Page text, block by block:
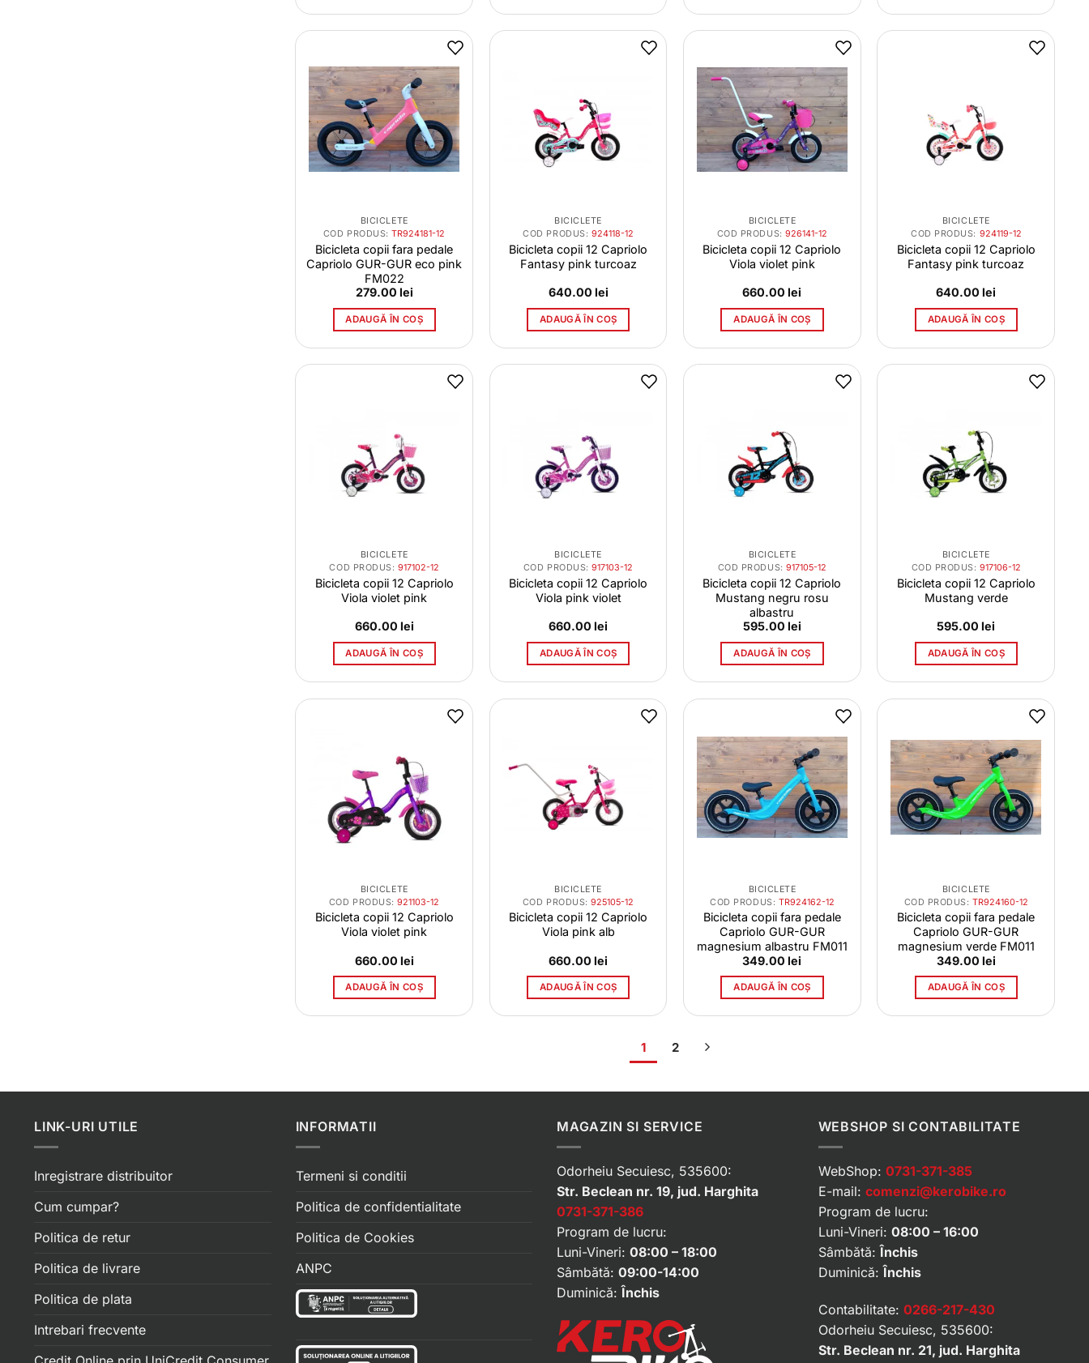
BICICLETE
COD PRODUS:TR924181-12
Bicicleta copii fara pedale
Capriolo GUR-GUR eco pink
FM022
279.00 lei
ADAUGĂ ÎN COȘ
BICICLETE
COD PRODUS: 924118-12
Bicicleta copii 12 Capriolo
Fantasy pink turcoaz
640.00 lei
ADAUGĂ ÎN COȘ
BICICLETE
COD PRODUS:926141-12
Bicicleta copii 12 Capriolo
Viola violet pink
660.00lei
ADAUGĂ ÎN COȘ
BICICLETE
COD PRODUS: 924119-12
Bicicleta copii 12 Capriolo
Fantasy pink turcoaz
640.00lei
ADAUGĂ ÎN COȘ
BICICLETE
COD PRODUS: 917102-12
Bicicleta copii 12 Capriolo
Viola violet pink
660.00 lei
ADAUGĂ ÎN COȘ
BICICLETE
COD PRODUS:917103-12
Bicicleta copii 12 Capriolo
Viola pink violet
660.00lei
ADAUGĂ ÎN COȘ
BICICLETE
COD PRODUS:917105-12
Bicicleta copii 12 Capriolo
Mustang negru rosu
albastru
595.00 lei
ADAUGĂ ÎN COȘ
BICICLETE
COD PRODUS:917106-12
Bicicleta copii 12 Capriolo
Mustang verde
595.00lei
ADAUGĂ ÎN COȘ
BICICLETE
COD PRODUS:921103-12
Bicicleta copii 12 Capriolo
Viola violet pink
660.00 lei
ADAUGĂ ÎN COȘ
BICICLETE
COD PRODUS:925105-12
Bicicleta copii 12 Capriolo
Viola pink alb
660.00lei
ADAUGĂ ÎN COȘ
BICICLETE
COD PRODUS: TR924162-12
Bicicleta copii fara pedale
Capriolo GUR-GUR
magnesium albastru FM011
349.00lei
ADAUGĂ ÎN COȘ
BICICLETE
COD PRODUS:TR924160-12
Bicicleta copii fara pedale
Capriolo GUR-GUR
magnesium verde FM011
349.00 lei
ADAUGĂ ÎN COȘ
1 2
LINK-URI UTILE
Inregistrare distribuitor
Cum cumpar?
Politica de retur
Politica de livrare
Politica de plata
Intrebari frecvente
INFORMATII
Termeni si conditii
Politica de confidentialitate
Politica de Cookies
ANPC
MAGAZIN SI SERVICE
Odorheiu Secuiesc, 535600:
Str. Beclean nr. 19, jud. Harghita
0731-371-386
Program de lucru:
Luni-Vineri: 08:00 – 18:00
Sâmbătă: 09:00-14:00
Duminică:Închis
WEBSHOP SI CONTABILITATE
WebShop: 0731-371-385
E-mail: comenzi@kerobike.ro
Program de lucru:
Luni-Vineri: 08:00 – 16:00
Sâmbătă:Închis
Duminică:Închis
Contabilitate: 0266-217-430
Odorheiu Secuiesc, 535600:
Str. Beclean nr. 21, jud. Harghita